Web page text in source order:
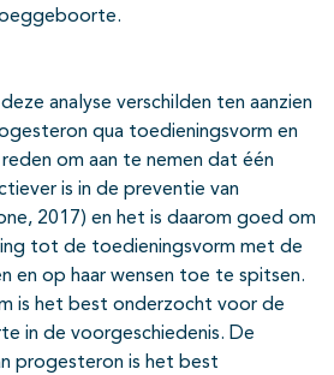
analyse verschilden ten aanzien
qua toedieningsvorm en
om aan te nemen dat één
is in de preventie van
2017) en het is daarom goed om
tot de toedieningsvorm met de
en op haar wensen toe te spitsen.
is het best onderzocht voor de
in de voorgeschiedenis. De
progesteron is het best